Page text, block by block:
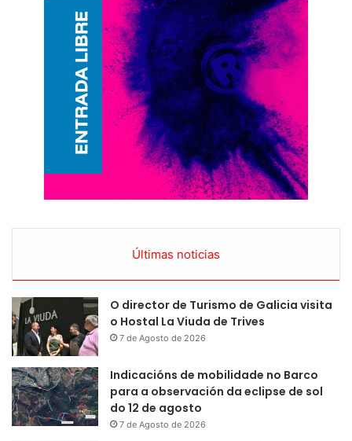
Últimas noticias
O director de Turismo de Galicia visita
o Hostal La Viuda de Trives
7 de Agosto de 2026
Indicacións de mobilidade no Barco
para a observación da eclipse de sol
do 12 de agosto
7 de Agosto de 2026